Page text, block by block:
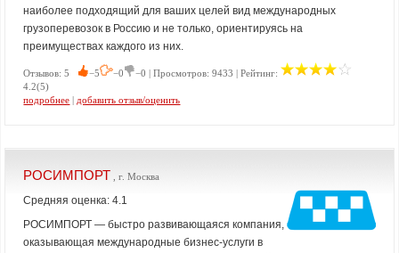
наиболее подходящий для ваших целей вид международных
грузоперевозок в Россию и не только, ориентируясь на
преимуществах каждого из них.
Отзывов: 5 −5 −0
−0 | Просмотров: 9433 | Рейтинг:
4.2(5)
подробнее | добавить отзыв/оценить
РОСИМПОРТ , г. Москва
Средняя оценка: 4.1
РОСИМПОРТ — быстро развивающаяся компания,
оказывающая международные бизнес-услуги в